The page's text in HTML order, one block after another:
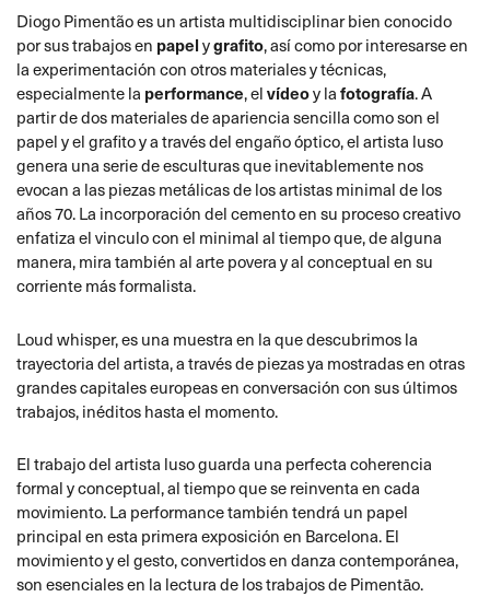
Diogo Pimentão es un artista multidisciplinar bien conocido
por sus trabajos en papelygrafito, así como por interesarse en
la experimentación con otros materiales y técnicas,
especialmente la performance, elvídeoy lafotografía. A
partir de dos materiales de apariencia sencilla como son el
papel y el grafito y a través del engaño óptico, el artista luso
genera una serie de esculturas que inevitablemente nos
evocan a las piezas metálicas de los artistas minimal de los
años 70. La incorporación del cemento en su proceso creativo
enfatiza el vinculo con el minimal al tiempo que, de alguna
manera, mira también al arte povera y al conceptual en su
corriente más formalista.
Loud whisper, es una muestra en la que descubrimos la
trayectoria del artista, a través de piezas ya mostradas en otras
grandes capitales europeas en conversación con sus últimos
trabajos, inéditos hasta el momento.
El trabajo del artista luso guarda una perfecta coherencia
formal y conceptual, al tiempo que se reinventa en cada
movimiento. La performance también tendrá un papel
principal en esta primera exposición en Barcelona. El
movimiento y el gesto, convertidos en danza contemporánea,
son esenciales en la lectura de los trabajos de Pimentāo.